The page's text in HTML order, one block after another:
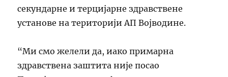
секундарне и терцијарне здравствене
установе на територији АП Војводине.
“Ми смо желели да, иако примарна
здравствена заштита није посао